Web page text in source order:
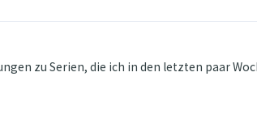
zu Serien, die ich in den letzten paar